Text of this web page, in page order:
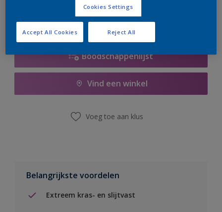
Boodschappenlijst
Vind een winkel
Voeg toe aan klus
Belangrijkste voordelen
Extreem kras- en slijtvast
Cookies Settings
Reject All
Accept All Cookies